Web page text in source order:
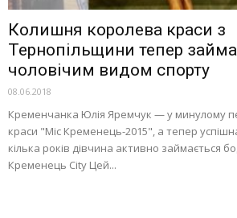
Колишня королева краси з
Тернопільщини тепер
чоловічим видом спорту
08.06.2018
Кременчанка Юлія Яремчук — у минулому
краси "Міс Кременець-2015", а тепер
кілька років дівчина активно займається
Кременець City Цей...